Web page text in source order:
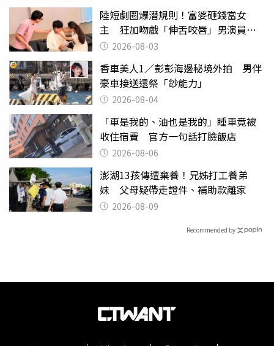
陸短劇圈爆潛規則！富婆砸錢當女
主 狂加吻戲「伸舌咬唇」男演員崩
潰 2026-08-03
香車美人1／彭彭海邊秘境外拍 男伴
豪車接送還祭「鈔能力」
2026-08-04
「車是我的、油也是我的」睡車竟被
收住宿費 官方一句話打臉飯店
2026-08-06
澎湖13孩傳遭棄養！兄姊打工養弟
妹 父母疑帶走證件、補助款離家
2026-08-09
Recommended by